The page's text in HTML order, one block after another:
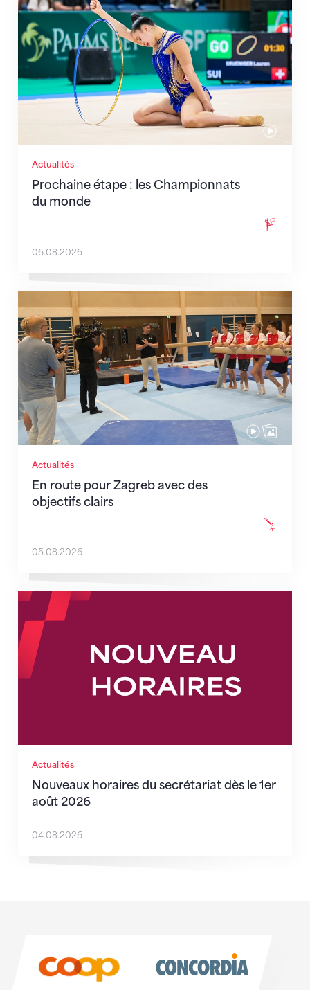
Actualités
Prochaine étape : les Championnats
du monde
06.08.2026
Actualités
En route pour Zagreb avec des
objectifs clairs
En route pour Zagreb avec des objectifs clairs
05.08.2026
Actualités
Nouveaux horaires du secrétariat dès le 1er
août 2026
Nouveaux horaires du secrétariat dès le 1er août
04.08.2026